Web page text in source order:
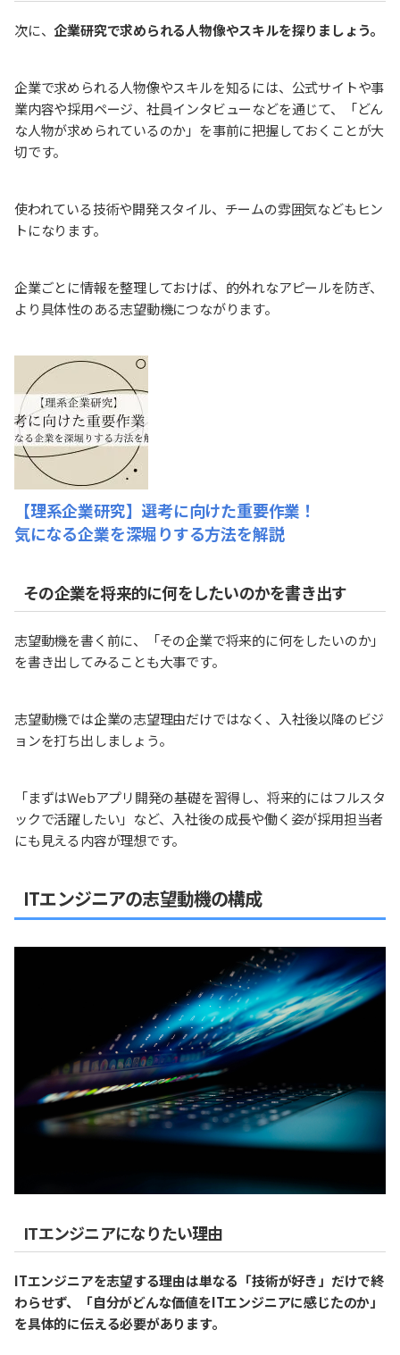
次に、企業研究で求められる人物像やスキルを探りましょう。
企業で求められる人物像やスキルを知るには、公式サイトや事
業内容や採用ページ、社員インタビューなどを通じて、「どん
な人物が求められているのか」を事前に把握しておくことが大
切です。
使われている技術や開発スタイル、チームの雰囲気などもヒン
トになります。
企業ごとに情報を整理しておけば、的外れなアピールを防ぎ、
より具体性のある志望動機につながります。
【理系企業研究】選考に向けた重要作業！
気になる企業を深堀りする方法を解説
その企業を将来的に何をしたいのかを書き出す
志望動機を書く前に、「その企業で将来的に何をしたいのか」
を書き出してみることも大事です。
志望動機では企業の志望理由だけではなく、入社後以降のビジ
ョンを打ち出しましょう。
「まずはWebアプリ開発の基礎を習得し、将来的にはフルスタ
ックで活躍したい」など、入社後の成長や働く姿が採用担当者
にも見える内容が理想です。
ITエンジニアの志望動機の構成
ITエンジニアになりたい理由
ITエンジニアを志望する理由は単なる「技術が好き」だけで終
わらせず、「自分がどんな価値をITエンジニアに感じたのか」
を具体的に伝える必要があります。